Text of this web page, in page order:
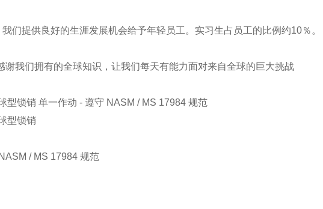
们提供良好的生涯发展机会给予年轻员工。实习生占员工的比例约10％。
谢我们拥有的全球知识，让我们每天有能力面对来自全球的巨大挑战
型锁销 单一作动 - 遵守 NASM / MS 17984 规范
型锁销
/ MS 17984 规范